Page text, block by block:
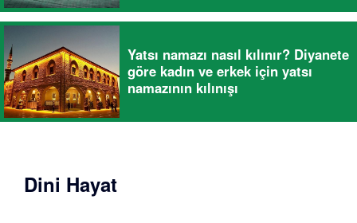
Yatsı namazı nasıl kılınır? Diyanete
göre kadın ve erkek için yatsı
namazının kılınışı
Dini Hayat